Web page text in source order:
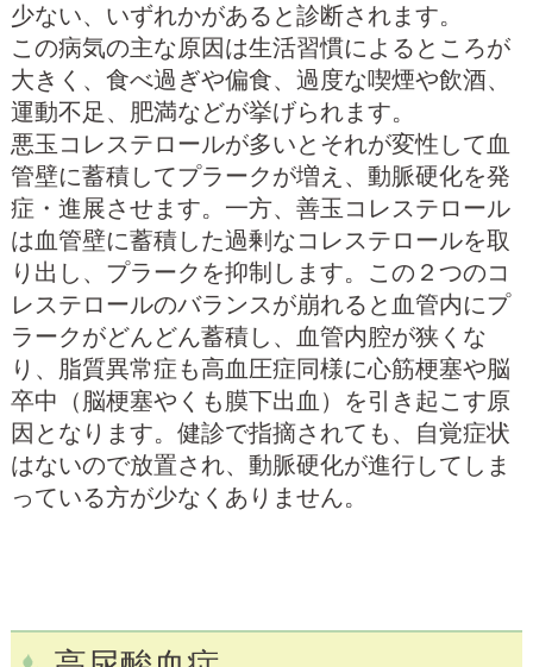
少ない、いずれかがあると診断されます。
この病気の主な原因は生活習慣によるところが
大きく、食べ過ぎや偏食、過度な喫煙や飲酒、
運動不足、肥満などが挙げられます。
悪玉コレステロールが多いとそれが変性して血
管壁に蓄積してプラークが増え、動脈硬化を発
症・進展させます。一方、善玉コレステロール
は血管壁に蓄積した過剰なコレステロールを取
り出し、プラークを抑制します。この２つのコ
レステロールのバランスが崩れると血管内にプ
ラークがどんどん蓄積し、血管内腔が狭くな
り、脂質異常症も高血圧症同様に心筋梗塞や脳
卒中（脳梗塞やくも膜下出血）を引き起こす原
因となります。健診で指摘されても、自覚症状
はないので放置され、動脈硬化が進行してしま
っている方が少なくありません。